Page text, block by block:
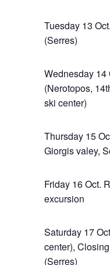
Tuesday 13
(Serres)
Wednesday 14
(Nerotopos,
ski center)
Thursday 15
Giorgis valey,
Friday 16 Oct.
excursion
Saturday 17
center),
(Serres)